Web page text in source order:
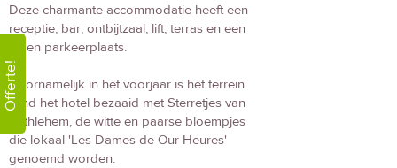
Offerte!
Deze charmante accommodatie heeft een
receptie, bar, ontbijtzaal, lift, terras en een
eigen parkeerplaats.
Voornamelijk in het voorjaar is het terrein
rond het hotel bezaaid met Sterretjes van
Bethlehem, de witte en paarse bloempjes
die lokaal 'Les Dames de Our Heures'
genoemd worden.